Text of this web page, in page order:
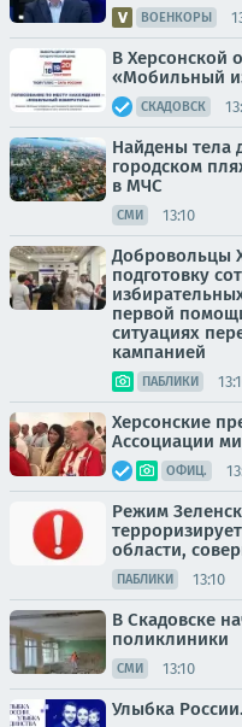
ВОЕНКОРЫ
В Херсонской
«Мобильный
СКАДОВСК
Найдены тела
городском
в МЧС
СМИ 13:10
Добровольцы
подготовку
первой
ситуациях
кампанией
ПАБЛИКИ
Херсонские
Ассоциации
ОФИЦ.
Режим
области,
ПАБЛИКИ 13:10
В Скадовске
поликлиники
СМИ 13:10
Улыбка